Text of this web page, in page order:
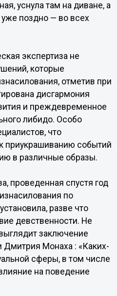
уснула там на диване, а
уже поздно — во всех
экспертиза не
которые
отметив при
дисгармония
и преждевременное
либидо. Особо
что
приукрашиванию событий
в различные образы.
проведенная спустя год
по
разве что
девственности. Не
заключение
Дмитрия Монаха : «Каких-
сферы, в том числе
на поведение